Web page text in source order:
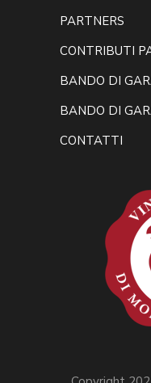
PARTNERS
CONTRIBUTI
BANDO DI
BANDO DI
CONTATTI